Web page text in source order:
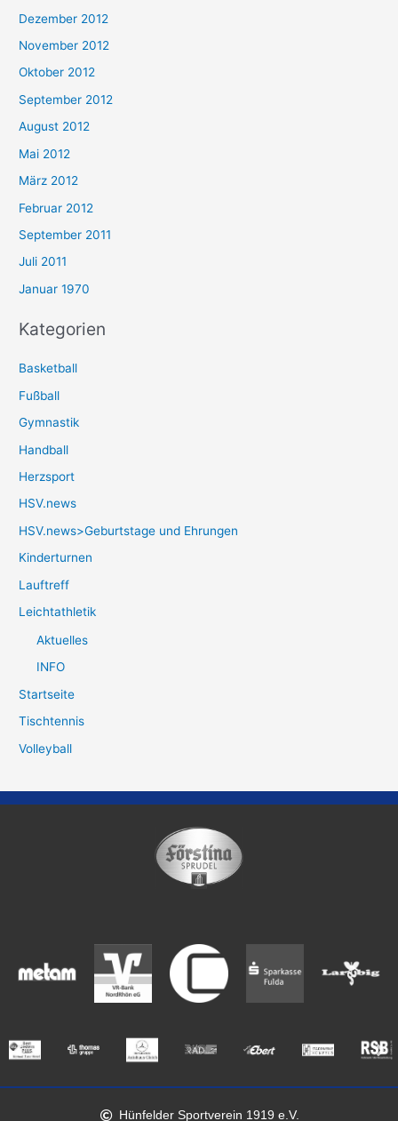
Dezember 2012
November 2012
Oktober 2012
September 2012
August 2012
Mai 2012
März 2012
Februar 2012
September 2011
Juli 2011
Januar 1970
Kategorien
Basketball
Fußball
Gymnastik
Handball
Herzsport
HSV.news
HSV.news>Geburtstage und Ehrungen
Kinderturnen
Lauftreff
Leichtathletik
Aktuelles
INFO
Startseite
Tischtennis
Volleyball
Hünfelder Sportverein 1919 e.V.